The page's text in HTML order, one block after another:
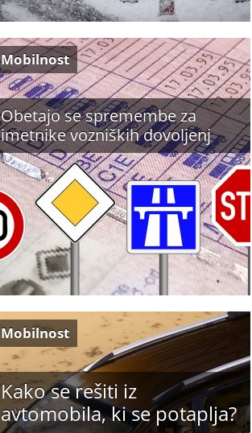
Obetajo se spremembe za
imetnike vozniških dovoljenj
Mobilnost
Kako se rešiti iz
avtomobila, ki se potaplja?
Mobilnost